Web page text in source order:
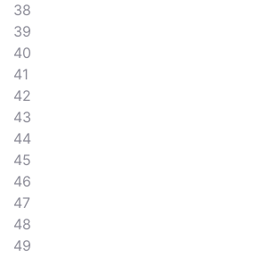
38
39
40
41
42
43
44
45
46
47
48
49